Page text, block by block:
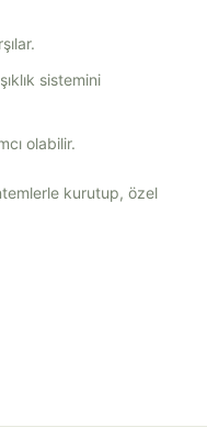
sistemini
olabilir.
kurutup, özel